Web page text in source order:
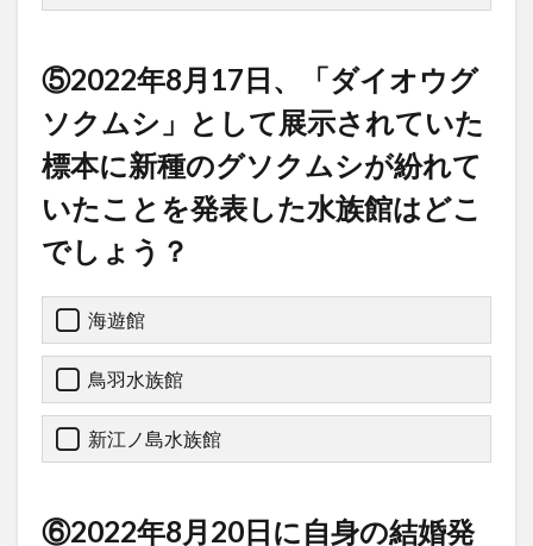
⑤2022年8月17日、「ダイオウグ
ソクムシ」として展示されていた
標本に新種のグソクムシが紛れて
いたことを発表した水族館はどこ
でしょう？
海遊館
鳥羽水族館
新江ノ島水族館
⑥2022年8月20日に自身の結婚発